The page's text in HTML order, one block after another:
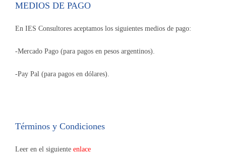
MEDIOS DE PAGO
En IES Consultores aceptamos los siguientes medios de pago:
-Mercado Pago (para pagos en pesos argentinos).
-Pay Pal (para pagos en dólares).
Términos y Condiciones
Leer en el siguiente enlace